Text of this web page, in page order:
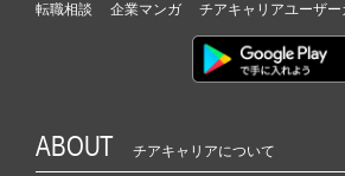
転職相談
企業マンガ チアキャリアユーザー
ABOUT チアキャリアについて